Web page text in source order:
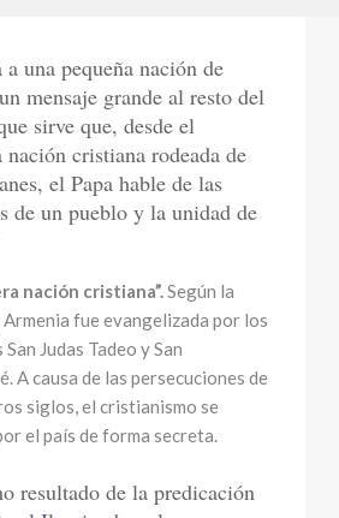
una pequeña nación de
mensaje grande al resto del
sirve que, desde el
nación cristiana rodeada de
el Papa hable de las
de un pueblo y la unidad de
nación cristiana”.Según la
fue evangelizada por los
Judas Tadeo y San
A causa de las persecuciones de
siglos, el cristianismo se
el país de forma secreta.
resultado de la predicación